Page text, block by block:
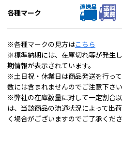
各種マーク
※各種マークの見方はこちら
※標準納期には、在庫切れ等が発生
期情報が表示されています。
※土日祝・休業日は商品発送を行っ
数には含まれませんのでご注意下さい
※弊社の在庫数量に対して一定割合
は、当該商品の流通状況によって出
く場合がございますのでご了承くださ